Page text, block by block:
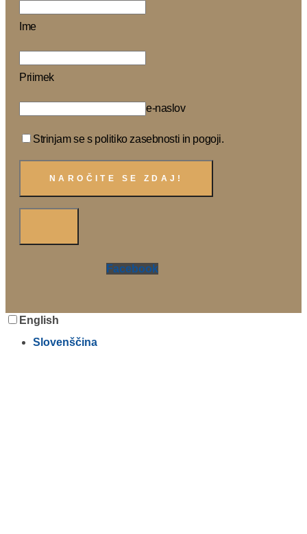
Ime
Priimek
e-naslov
Strinjam se s politiko zasebnosti in pogoji.
Facebook
English
Slovenščina